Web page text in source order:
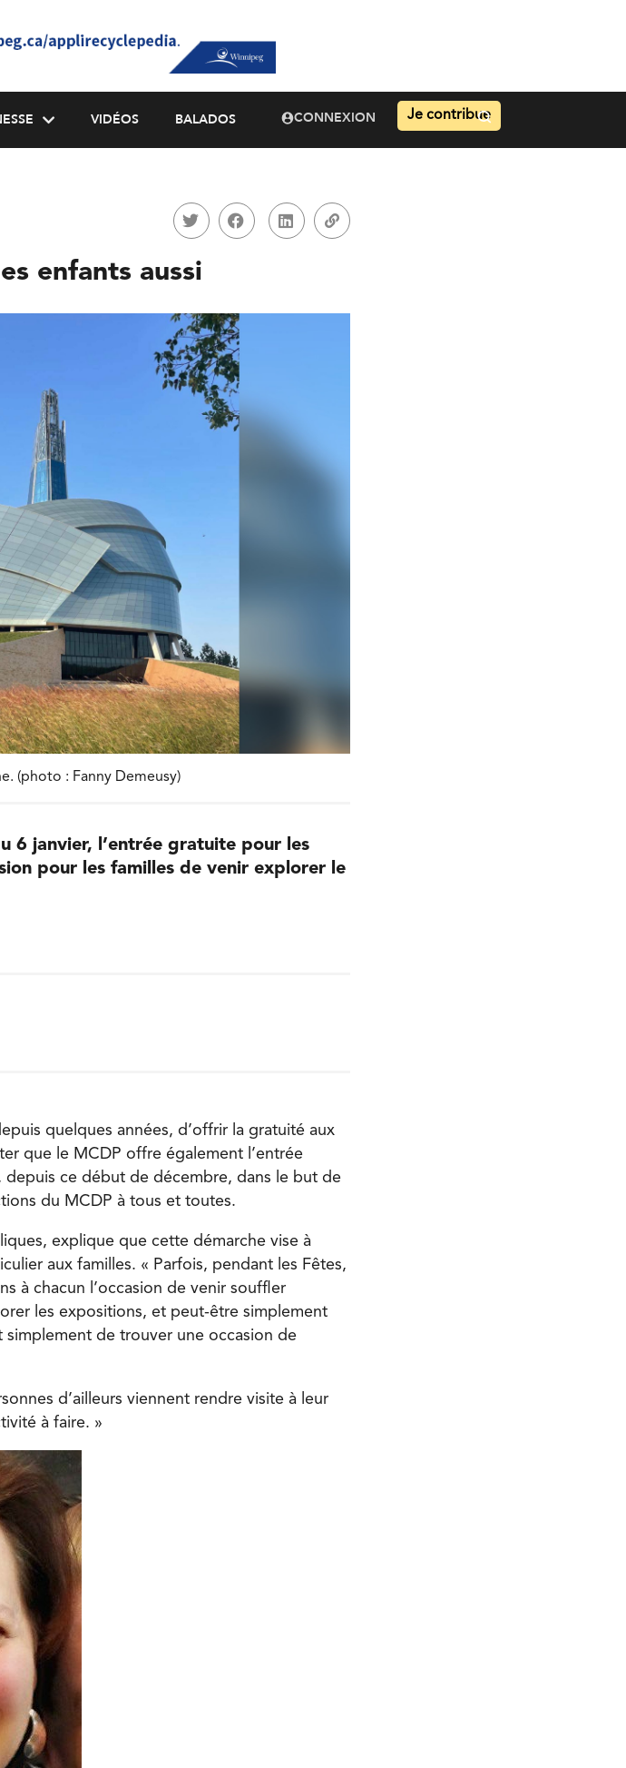
VIDÉOS BALADOS CONNEXION Je contribue
enfants aussi
(photo : Fanny Demeusy)
6 janvier, l’entrée gratuite pour les
pour les familles de venir explorer le
quelques années, d’offrir la gratuité aux
que le MCDP offre également l’entrée
ce début de décembre, dans le but de
du MCDP à tous et toutes.
explique que cette démarche vise à
aux familles. « Parfois, pendant les Fêtes,
à chacun l’occasion de venir souffler
les expositions, et peut-être simplement
de trouver une occasion de
d’ailleurs viennent rendre visite à leur
à faire. »